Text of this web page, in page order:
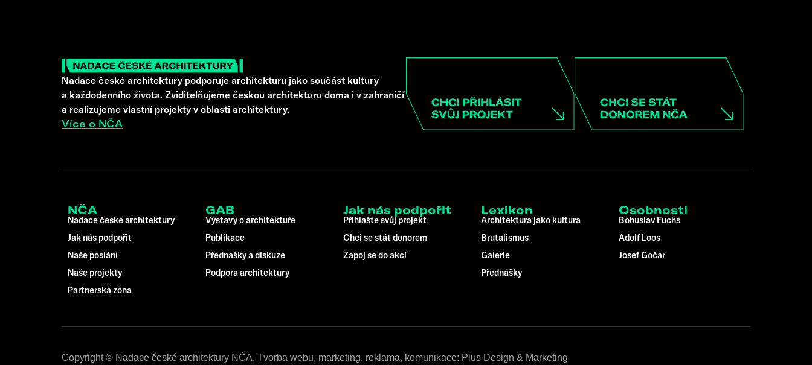
Nadace české architektury podporuje architekturu jako součást kultury
a každodenního života. Zviditelňujeme českou architekturu doma i v zahraničí
a realizujeme vlastní projekty v oblasti architektury.
Více o NČA
NČA
Nadace české architektury
Jak nás podpořit
Naše poslání
Naše projekty
Partnerská zóna
GAB
Výstavy o architektuře
Publikace
Přednášky a diskuze
Podpora architektury
Jak nás podpořit
Přihlašte svůj projekt
Chci se stát donorem
Zapoj se do akcí
Lexikon
Architektura jako kultura
Brutalismus
Galerie
Přednášky
Osobnosti
Bohuslav Fuchs
Adolf Loos
Josef Gočár
Copyright © Nadace české architektury NČA. Tvorba webu, marketing, reklama, komunikace: Plus Design & Marketing